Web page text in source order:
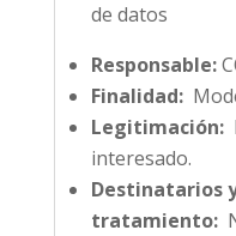
de datos
Responsable:
Finalidad:
Legitimación:
interesado.
Destinatarios
tratamiento: